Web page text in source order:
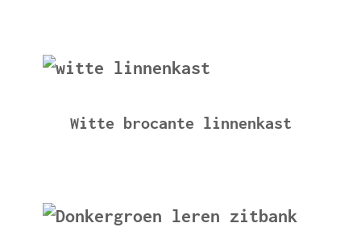
Witte brocante linnenkast